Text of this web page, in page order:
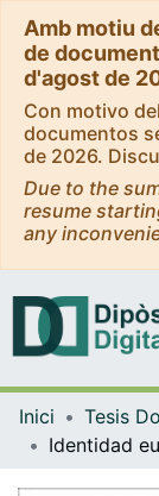
Amb motiu
de
d'agost de
Con motivo
documentos
de 2026.
Due to the
resume
any
Inici Tesis